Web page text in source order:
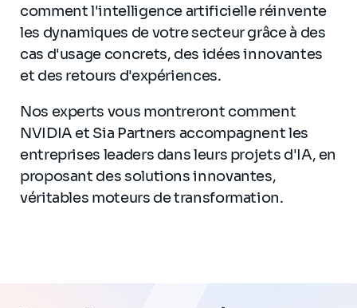
comment l'intelligence artificielle réinvente
les dynamiques de votre secteur grâce à des
cas d'usage concrets, des idées innovantes
et des retours d'expériences.
Nos experts vous montreront comment
NVIDIA et Sia Partners accompagnent les
entreprises leaders dans leurs projets d'IA, en
proposant des solutions innovantes,
véritables moteurs de transformation.